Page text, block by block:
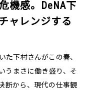
機感。DeNA下
ャレンジする
た下村さんがこの春、
うまさに働き盛り、そ
断から、現代の仕事観